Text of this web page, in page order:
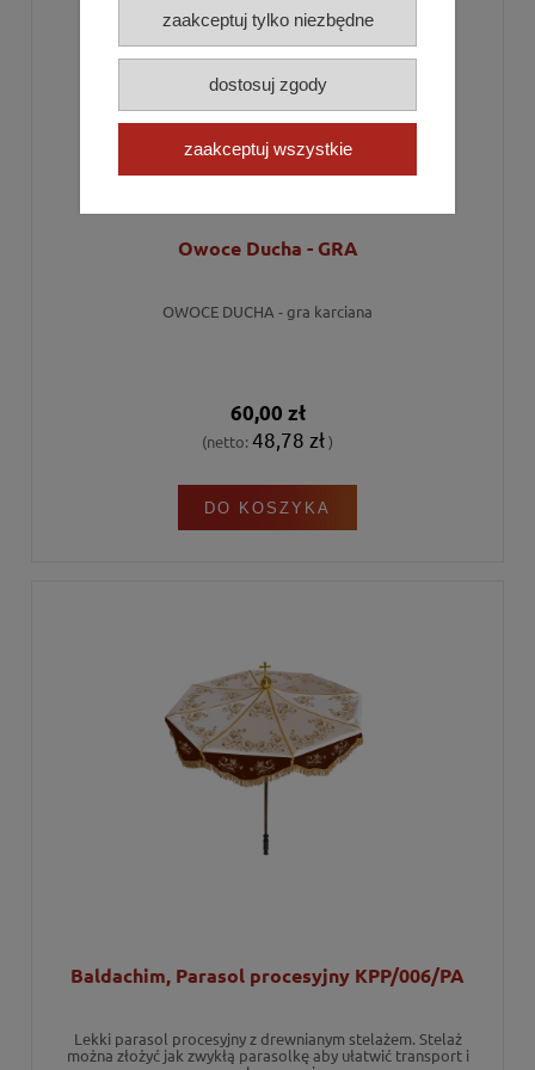
Owoce Ducha - GRA
OWOCE DUCHA - gra karciana
60,00 zł
(netto: 48,78 zł)
DO KOSZYKA
Baldachim, Parasol procesyjny KPP/006/PA
Lekki parasol procesyjny z drewnianym stelażem. Stelaż
można złożyć jak zwykłą parasolkę aby ułatwić transport i
zaakceptuj tylko niezbędne
dostosuj zgody
zaakceptuj wszystkie